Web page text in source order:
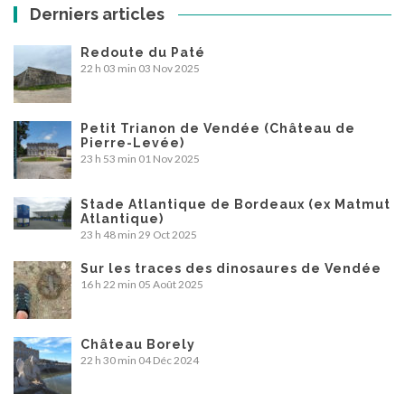
Derniers articles
Redoute du Paté
22 h 03 min 03 Nov 2025
Petit Trianon de Vendée (Château de
Pierre-Levée)
23 h 53 min 01 Nov 2025
Stade Atlantique de Bordeaux (ex Matmut
Atlantique)
23 h 48 min 29 Oct 2025
Sur les traces des dinosaures de Vendée
16 h 22 min 05 Août 2025
Château Borely
22 h 30 min 04 Déc 2024